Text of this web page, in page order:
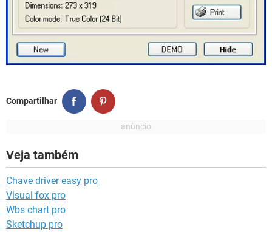
Compartilhar
Veja também
Chave driver easy pro
Visual fox pro
Wbs chart pro
Sketchup pro